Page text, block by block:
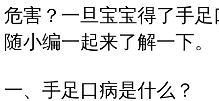
危害？一旦宝宝得了手
随小编一起来了解一下。
一、手足口病是什么？